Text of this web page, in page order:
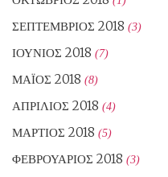
ΣΕΠΤΈΜΒΡΙΟΣ 2018 (3)
ΙΟΎΝΙΟΣ 2018 (7)
ΜΆΙΟΣ 2018 (8)
ΑΠΡΊΛΙΟΣ 2018 (4)
ΜΆΡΤΙΟΣ 2018 (5)
ΦΕΒΡΟΥΆΡΙΟΣ 2018 (3)